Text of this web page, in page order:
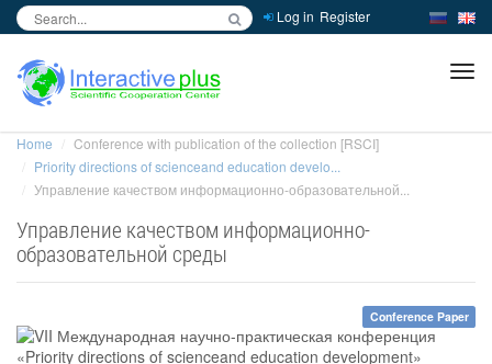
Log in Register
Home
Conference with publication of the collection [RSCI]
Priority directions of scienceand education develo...
Управление качеством информационно-образовательной...
Управление качеством информационно-
образовательной среды
Conference Paper